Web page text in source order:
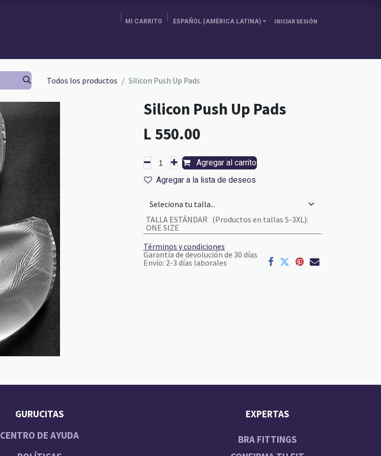
MI CARRITO ESPAÑOL (AMÉRICA LATINA) INICIAR SESIÓN
Todos los productos Silicon Push Up Pads
Silicon Push Up Pads
L 550.00
Agregar al carrito
Agregar a la lista de deseos
TALLA ESTÁNDAR (Productos en tallas S-3XL):
ONE SIZE
Términos y condiciones
Garantía de devolución de 30 días
Envío: 2-3 días laborales
GURUCITAS
CENTRO DE AYUDA
EXPERTAS
BRA FITTINGS